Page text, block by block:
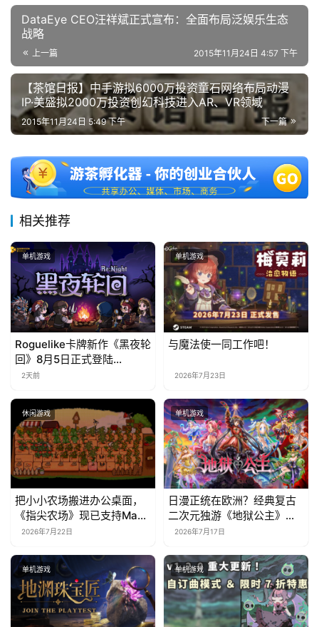
DataEye CEO汪祥斌正式宣布：全面布局泛娱乐生态
战略
上一篇 2015年11月24日 4:57 下午
【茶馆日报】中手游拟6000万投资童石网络布局动漫
IP·美盛拟2000万投资创幻科技进入AR、VR领域
下一篇
2015年11月24日 5:49 下午
相关推荐
单机游戏
Roguelike卡牌新作《黑夜轮
回》8月5日正式登陆
Steam，首发9折优惠开启
2天前
单机游戏
与魔法使一同工作吧！
2026年7月23日
休闲游戏
把小小农场搬进办公桌面，
《指尖农场》现已支持Mac
系统！
2026年7月22日
单机游戏
日漫正统在欧洲？经典复古
二次元独游《地狱公主》现
已EA上线
2026年7月17日
单机游戏 单机游戏